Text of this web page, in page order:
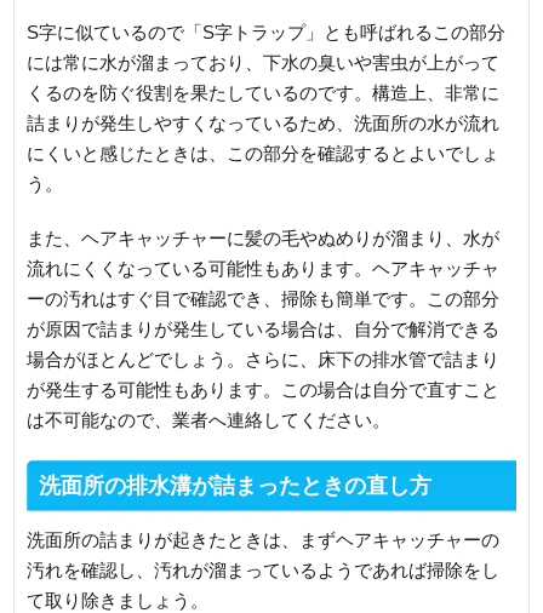
S字に似ているので「S字トラップ」とも呼ばれるこの部分
には常に水が溜まっており、下水の臭いや害虫が上がって
くるのを防ぐ役割を果たしているのです。構造上、非常に
詰まりが発生しやすくなっているため、洗面所の水が流れ
にくいと感じたときは、この部分を確認するとよいでしょ
う。
また、ヘアキャッチャーに髪の毛やぬめりが溜まり、水が
流れにくくなっている可能性もあります。ヘアキャッチャ
ーの汚れはすぐ目で確認でき、掃除も簡単です。この部分
が原因で詰まりが発生している場合は、自分で解消できる
場合がほとんどでしょう。さらに、床下の排水管で詰まり
が発生する可能性もあります。この場合は自分で直すこと
は不可能なので、業者へ連絡してください。
洗面所の排水溝が詰まったときの直し方
洗面所の詰まりが起きたときは、まずヘアキャッチャーの
汚れを確認し、汚れが溜まっているようであれば掃除をし
て取り除きましょう。